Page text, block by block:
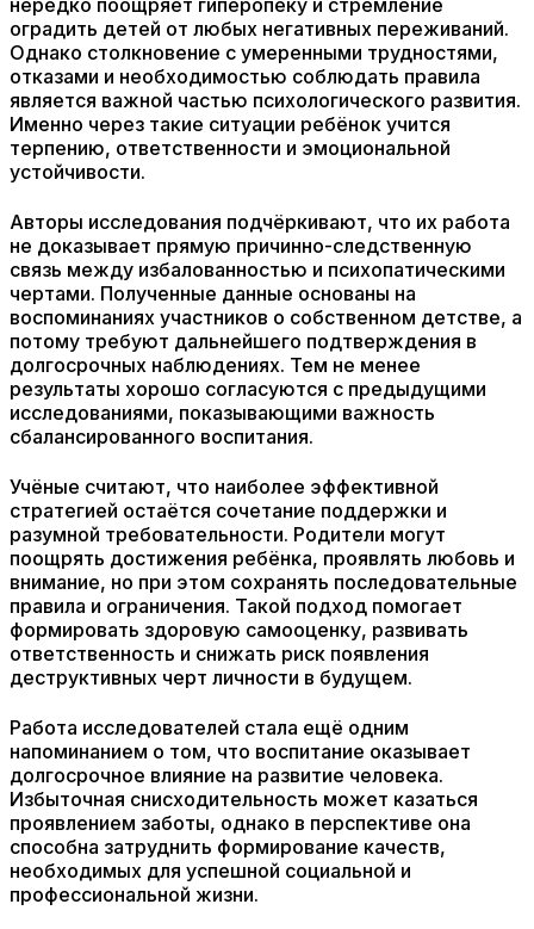
нередко поощряет гиперопеку и стремление
оградить детей от любых негативных переживаний.
Однако столкновение с умеренными трудностями,
отказами и необходимостью соблюдать правила
является важной частью психологического развития.
Именно через такие ситуации ребёнок учится
терпению, ответственности и эмоциональной
устойчивости.
Авторы исследования подчёркивают, что их работа
не доказывает прямую причинно-следственную
связь между избалованностью и психопатическими
чертами. Полученные данные основаны на
воспоминаниях участников о собственном детстве, а
потому требуют дальнейшего подтверждения в
долгосрочных наблюдениях. Тем не менее
результаты хорошо согласуются с предыдущими
исследованиями, показывающими важность
сбалансированного воспитания.
Учёные считают, что наиболее эффективной
стратегией остаётся сочетание поддержки и
разумной требовательности. Родители могут
поощрять достижения ребёнка, проявлять любовь и
внимание, но при этом сохранять последовательные
правила и ограничения. Такой подход помогает
формировать здоровую самооценку, развивать
ответственность и снижать риск появления
деструктивных черт личности в будущем.
Работа исследователей стала ещё одним
напоминанием о том, что воспитание оказывает
долгосрочное влияние на развитие человека.
Избыточная снисходительность может казаться
проявлением заботы, однако в перспективе она
способна затруднить формирование качеств,
необходимых для успешной социальной и
профессиональной жизни.